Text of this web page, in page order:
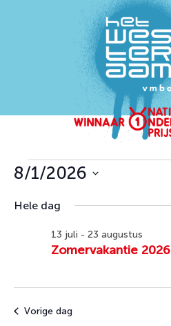
Evenementen
augustus
8/1/2026
een
Hele dag
Zomervakantie 2026
13 juli - 23 augustus
Vorige dag